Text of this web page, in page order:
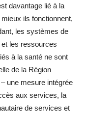
davantage lié à la
ils fonctionnent,
les systèmes de
les ressources
à la santé ne sont
de la Région
une mesure intégrée
aux services, la
de services et